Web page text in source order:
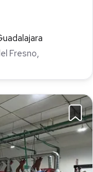
Fresno,